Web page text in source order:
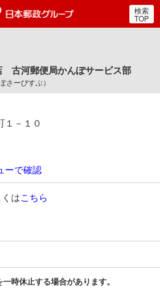
郵便局・日本郵政グルー
検索
TOP
河郵便局かんぽサービス部
さーびすぶ）
１－１０
ーで確認
はこちら
時休止する場合があります。